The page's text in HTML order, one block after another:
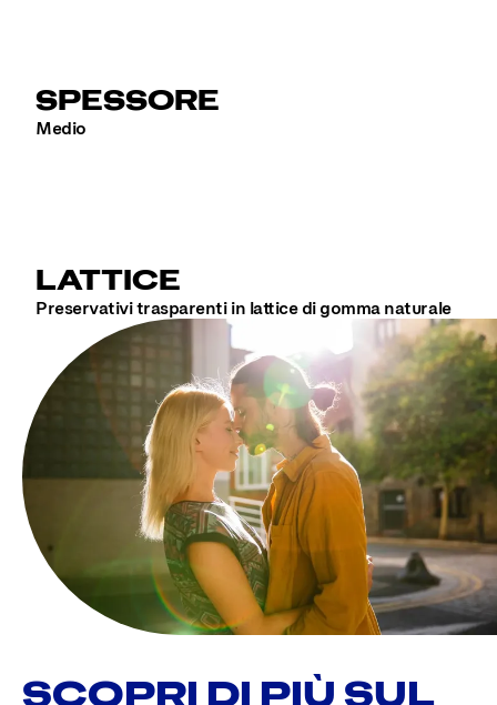
SPESSORE
Medio
LATTICE
Preservativi trasparenti in lattice di gomma naturale
SCOPRI DI PIÙ SUL